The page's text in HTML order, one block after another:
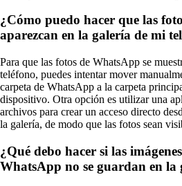
¿Cómo puedo hacer que las
aparezcan en la galería de mi
Para que las fotos de WhatsApp se
teléfono, puedes intentar mover
carpeta de WhatsApp a la carpeta
dispositivo. Otra opción es utilizar una
archivos para crear un acceso directo
la galería, de modo que las fotos sean
¿Qué debo hacer si las
WhatsApp no se guardan en la